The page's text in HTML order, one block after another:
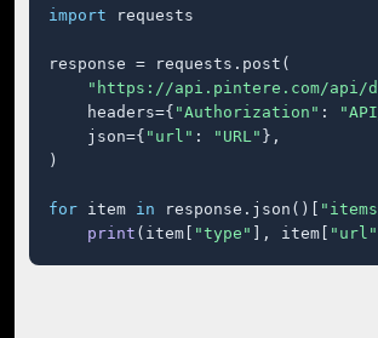
import requests
response = requests.post(
"https://api.pintere.com/api/
    headers={
"Authorization" :
    json={
"url" : "URL" },
)
for item in response.json()[
print (item[ "type" ], item[ "url"